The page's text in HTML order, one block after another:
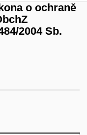
o ochraně
2004 Sb.